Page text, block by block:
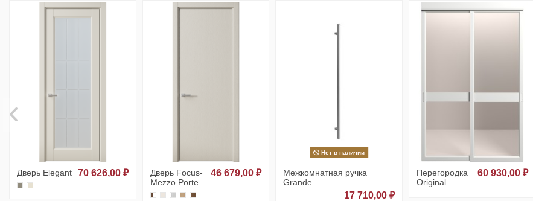
Дверь Elegant 70 626,00 ₽
Дверь Focus-
Mezzo Porte
46 679,00 ₽
Нет в наличии
Межкомнатная ручка
Grande
17 710,00 ₽
Перегородка
Original
60 930,00 ₽